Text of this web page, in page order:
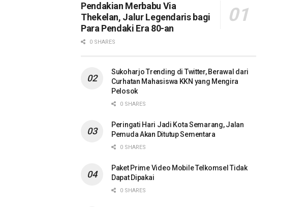
Pendakian Merbabu Via
Thekelan, Jalur Legendaris bagi
Para Pendaki Era 80-an
0 SHARES
Sukoharjo Trending di Twitter, Berawal dari
Curhatan Mahasiswa KKN yang Mengira
Pelosok
0 SHARES
Peringati Hari Jadi Kota Semarang, Jalan
Pemuda Akan Ditutup Sementara
0 SHARES
Paket Prime Video Mobile Telkomsel Tidak
Dapat Dipakai
0 SHARES